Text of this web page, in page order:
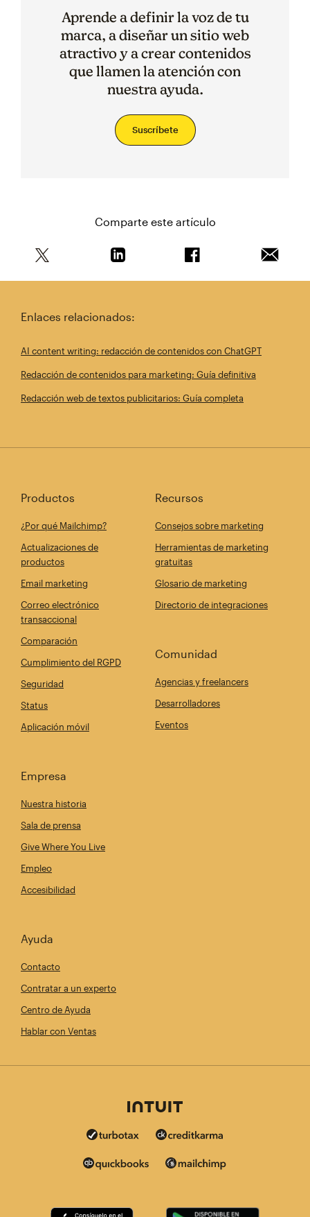
Aprende a definir la voz de tu
marca, a diseñar un sitio web
atractivo y a crear contenidos
que llamen la atención con
nuestra ayuda.
Suscríbete
Comparte este artículo
Enlaces relacionados:
AI content writing: redacción de contenidos con ChatGPT
Redacción de contenidos para marketing: Guía definitiva
Redacción web de textos publicitarios: Guía completa
Productos
¿Por qué Mailchimp?
Actualizaciones de
productos
Email marketing
Correo electrónico
transaccional
Comparación
Cumplimiento del RGPD
Seguridad
Status
Aplicación móvil
Recursos
Consejos sobre marketing
Herramientas de marketing
gratuitas
Glosario de marketing
Directorio de integraciones
Comunidad
Agencias y freelancers
Desarrolladores
Eventos
Empresa
Nuestra historia
Sala de prensa
Give Where You Live
Empleo
Accesibilidad
Ayuda
Contacto
Contratar a un experto
Centro de Ayuda
Hablar con Ventas